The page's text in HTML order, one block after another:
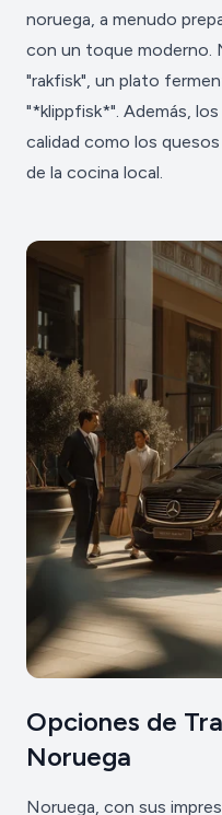
noruega, a menudo
con un toque moderno.
"rakfisk", un plato
"*klippfisk*". Además,
calidad como los
de la cocina local.
Opciones de
Noruega
Noruega, con sus